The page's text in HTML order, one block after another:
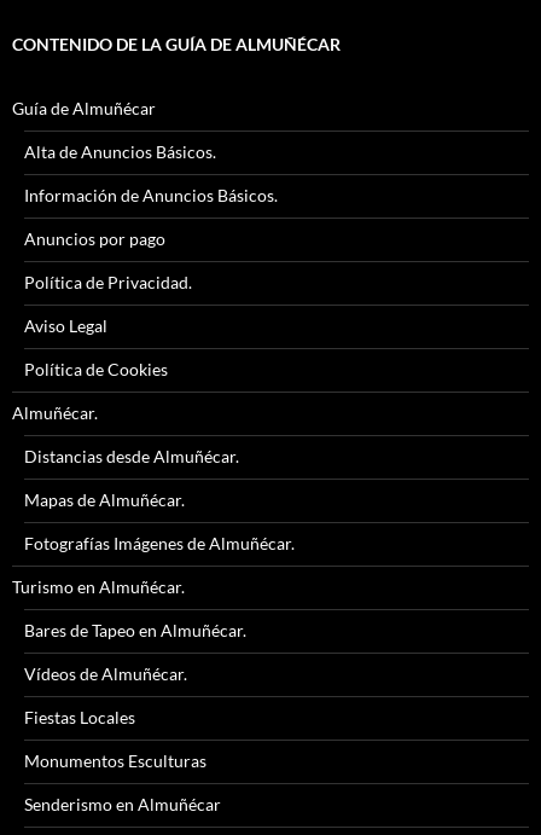
CONTENIDO DE LA GUÍA DE ALMUÑÉCAR
Guía de Almuñécar
Alta de Anuncios Básicos.
Información de Anuncios Básicos.
Anuncios por pago
Política de Privacidad.
Aviso Legal
Política de Cookies
Almuñécar.
Distancias desde Almuñécar.
Mapas de Almuñécar.
Fotografías Imágenes de Almuñécar.
Turismo en Almuñécar.
Bares de Tapeo en Almuñécar.
Vídeos de Almuñécar.
Fiestas Locales
Monumentos Esculturas
Senderismo en Almuñécar